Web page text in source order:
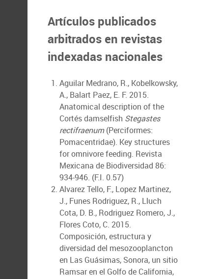
Artículos publicados
arbitrados en revistas
indexadas nacionales
Aguilar Medrano, R., Kobelkowsky,
A., Balart Paez, E. F. 2015.
Anatomical description of the
Cortés damselfish Stegastes
rectifraenum(Perciformes:
Pomacentridae). Key structures
for omnivore feeding. Revista
Mexicana de Biodiversidad 86:
934-946. (F.I. 0.57)
Alvarez Tello, F., Lopez Martinez,
J., Funes Rodriguez, R., Lluch
Cota, D. B., Rodriguez Romero, J.,
Flores Coto, C. 2015.
Composición, estructura y
diversidad del mesozooplancton
en Las Guásimas, Sonora, un sitio
Ramsar en el Golfo de California,